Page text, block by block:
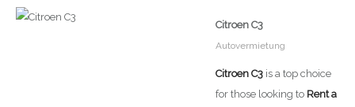
Citroen C3
Autovermietung
Citroen C3 is a top choice
for those looking to Rent a